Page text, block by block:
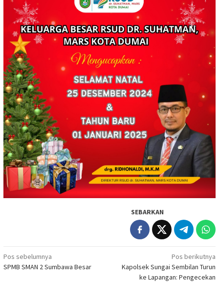
SEBARKAN
Navigasi
pos
Pos sebelumnya
SPMB SMAN 2 Sumbawa Besar
Pos berikutnya
Kapolsek Sungai Sembilan Turun
ke Lapangan: Pengecekan